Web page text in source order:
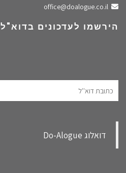
שלחו מייל
הירשמו לעדכונים בדוא"ל
‏דואלוג Do-Alogue‏